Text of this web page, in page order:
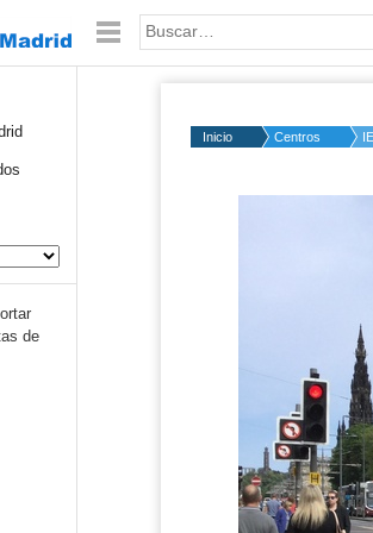
Palabra o frase:
de
Inicio Centros